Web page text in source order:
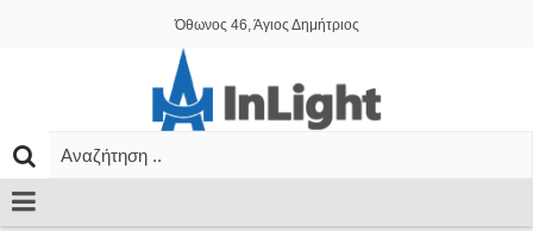
Όθωνος 46, Άγιος Δημήτριος